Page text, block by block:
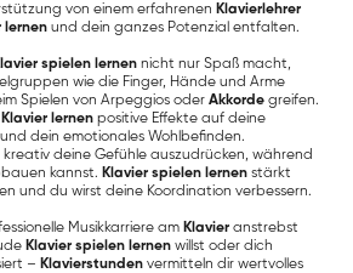
von einem erfahrenen Klavierlehrer
lernen und dein ganzes Potenzial entfalten.
spielen lernen nicht nur Spaß macht,
wie die Finger, Hände und Arme
Spielen von Arpeggios oderAkkorde greifen.
Klavier lernen positive Effekte auf deine
dein emotionales Wohlbefinden.
kreativ deine Gefühle auszudrücken, während
kannst. Klavier spielen lernen stärkt
und du wirst deine Koordination verbessern.
Musikkarriere am Klavier anstrebst
Klavier spielen lernen
willst oder dich
– Klavierstunden vermitteln dir wertvolles